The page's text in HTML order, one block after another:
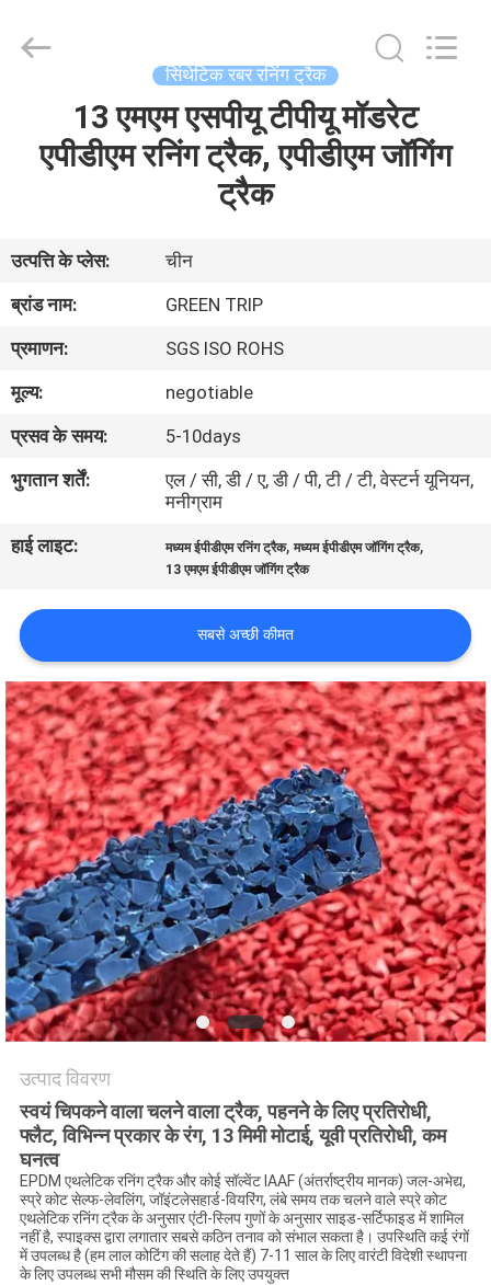
हमारे
बारे
में
कारखाना
भ्रमण
नियंत्रण
संपर्क
करें
एक
उद्धरण
का
अनुरोध
करें
साइटमैप
PRIVACY
POLICY
industry
group.
सिंथेटिक रबर रनिंग ट्रैक
13 एमएम एसपीयू टीपीयू मॉडरेट
एपीडीएम रनिंग ट्रैक, एपीडीएम जॉगिंग
ट्रैक
उत्पत्ति के प्लेस:
चीन
ब्रांड नाम:
GREEN TRIP
प्रमाणन:
SGS ISO ROHS
मूल्य:
negotiable
प्रसव के समय:
5-10days
भुगतान शर्तें:
एल / सी, डी / ए, डी / पी, टी / टी, वेस्टर्न यूनियन,
मनीग्राम
हाई लाइट:
मध्यम ईपीडीएम रनिंग ट्रैक,मध्यम ईपीडीएम जॉगिंग ट्रैक,
13 एमएम ईपीडीएम जॉगिंग ट्रैक
सबसे अच्छी कीमत
उत्पाद विवरण
स्वयं चिपकने वाला चलने वाला ट्रैक, पहनने के लिए प्रतिरोधी,
फ्लैट, विभिन्न प्रकार के रंग, 13 मिमी मोटाई, यूवी प्रतिरोधी, कम
घनत्व
EPDM एथलेटिक रनिंग ट्रैक और कोई सॉल्वेंट IAAF (अंतर्राष्ट्रीय मानक) जल-अभेद्य,
स्प्रे कोट सेल्फ-लेवलिंग, जॉइंटलेसहार्ड-वियरिंग, लंबे समय तक चलने वाले स्प्रे कोट
एथलेटिक रनिंग ट्रैक के अनुसार एंटी-स्लिप गुणों के अनुसार साइड-सर्टिफाइड में शामिल
नहीं है, स्पाइक्स द्वारा लगातार सबसे कठिन तनाव को संभाल सकता है। उपस्थिति कई रंगों
में उपलब्ध है (हम लाल कोटिंग की सलाह देते हैं) 7-11 साल के लिए वारंटी विदेशी स्थापना
के लिए उपलब्ध सभी मौसम की स्थिति के लिए उपयुक्त